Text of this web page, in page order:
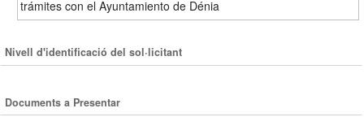
trámites con el Ayuntamiento de Dénia
Nivell d'identificació del sol·licitant
Documents a Presentar